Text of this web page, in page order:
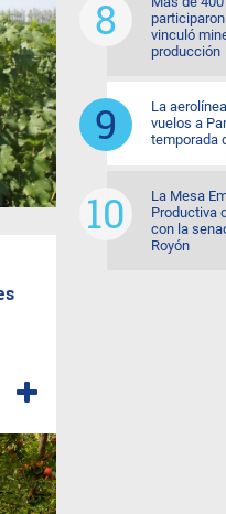
vinculó
producción
La
vuelos a
temporada
La Mesa
Productiva
con la
Royón